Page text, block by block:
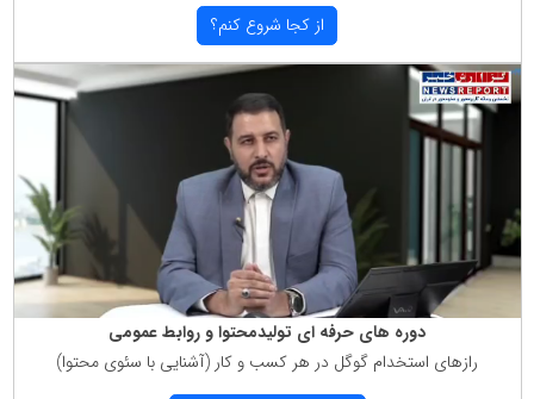
از كجا شروع كنم؟
دوره های حرفه ای تولیدمحتوا و روابط عمومی
رازهای استخدام گوگل در هر كسب و كار (آشنایی با سئوی محتوا)